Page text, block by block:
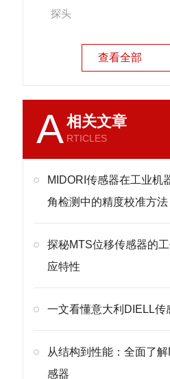
探头
查看全部
A相关文章
RTICLES
MIDORI传感器在工业机
角检测中的精度校准方法
探秘MTS位移传感器的
应特性
一文看懂意大利DIELL传
从结构到性能：全面了
感器